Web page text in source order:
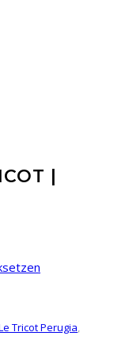
|
Tricot Perugia,